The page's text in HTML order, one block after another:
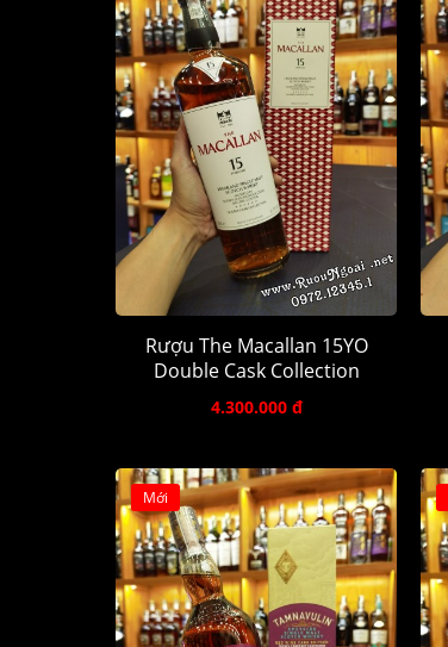
Rượu The Macallan 15YO
Double Cask Collection
4.300.000 đ
Mới